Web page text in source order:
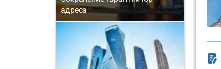
адреса